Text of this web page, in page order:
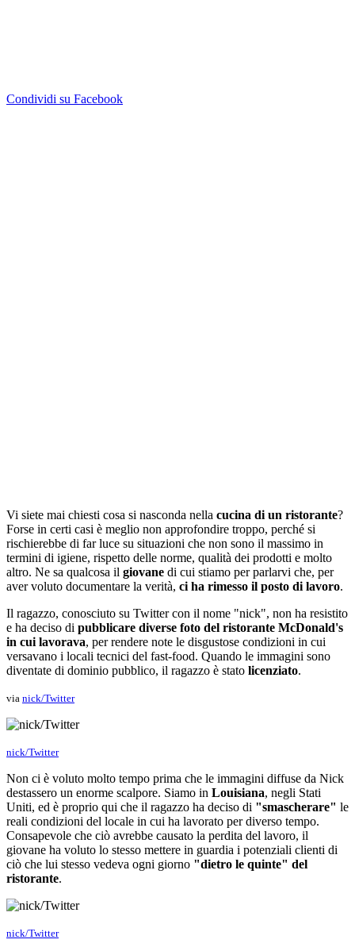
Condividi su Facebook
Vi siete mai chiesti cosa si nasconda nella cucina di un ristorante?
Forse in certi casi è meglio non approfondire troppo, perché si
rischierebbe di far luce su situazioni che non sono il massimo in
termini di igiene, rispetto delle norme, qualità dei prodotti e molto
altro. Ne sa qualcosa il giovane di cui stiamo per parlarvi che, per
aver voluto documentare la verità, ci ha rimesso il posto di lavoro.
Il ragazzo, conosciuto su Twitter con il nome "nick", non ha resistito
e ha deciso di pubblicare diverse foto del ristorante McDonald's
in cui lavorava, per rendere note le disgustose condizioni in cui
versavano i locali tecnici del fast-food. Quando le immagini sono
diventate di dominio pubblico, il ragazzo è stato licenziato.
via nick/Twitter
nick/Twitter
Non ci è voluto molto tempo prima che le immagini diffuse da Nick
destassero un enorme scalpore. Siamo in Louisiana, negli Stati
Uniti, ed è proprio qui che il ragazzo ha deciso di "smascherare" le
reali condizioni del locale in cui ha lavorato per diverso tempo.
Consapevole che ciò avrebbe causato la perdita del lavoro, il
giovane ha voluto lo stesso mettere in guardia i potenziali clienti di
ciò che lui stesso vedeva ogni giorno "dietro le quinte" del
ristorante.
nick/Twitter